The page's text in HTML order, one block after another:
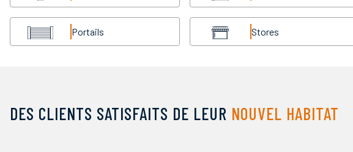
Portails Stores
DES CLIENTS SATISFAITS DE LEUR NOUVEL HABITAT